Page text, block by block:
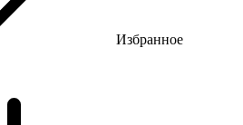
Избранное